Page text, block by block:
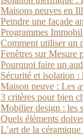
Maisons neuves en
Peindre une façade
Programmes
Comment utiliser un
Fenêtres sur
Pourquoi faire un
Sécurité et isolation :
Maison neuve : Les
3 critères pour bien
Mobilier design : les
Quels éléments
L’art de la